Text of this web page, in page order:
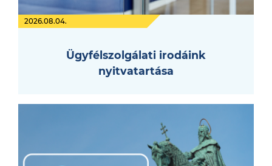
2026.08.04.
Ügyfélszolgálati irodáink
nyitvatartása